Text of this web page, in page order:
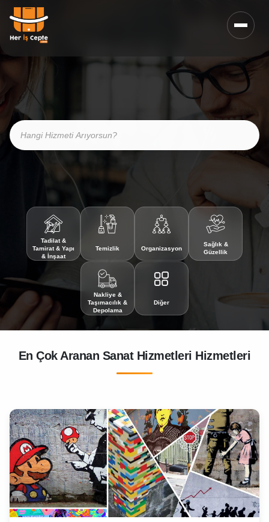
Tadilat &
Tamirat & Yapı
& İnşaat
Temizlik Organizasyon
Sağlık &
Güzellik
Nakliye &
Taşımacılık &
Depolama
Diğer
En Çok Aranan Sanat Hizmetleri Hizmetleri